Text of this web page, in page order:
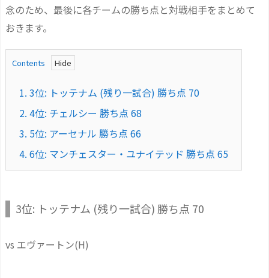
念のため、最後に各チームの勝ち点と対戦相手をまとめて
おきます。
Contents
1. 3位: トッテナム (残り一試合) 勝ち点 70
2. 4位: チェルシー 勝ち点 68
3. 5位: アーセナル 勝ち点 66
4. 6位: マンチェスター・ユナイテッド 勝ち点 65
3位: トッテナム (残り一試合) 勝ち点 70
vs エヴァートン(H)